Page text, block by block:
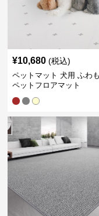
¥10,680 (税込)
ペットマット 犬用 ふわ
ペットフロアマット